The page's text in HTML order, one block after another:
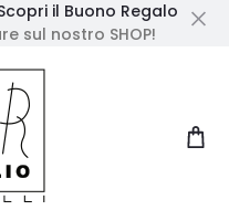
il Buono Regalo
sul nostro SHOP!